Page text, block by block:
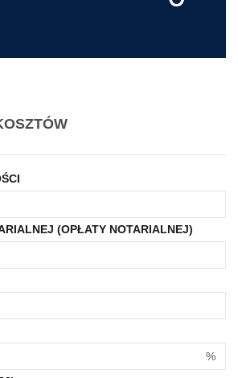
(OPŁATY NOTARIALNEJ)
%